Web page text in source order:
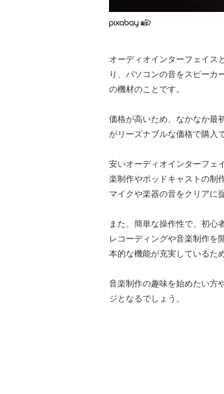
オーディオインターフェイス
り、パソコンの音をスピーカ
の機材のことです。
価格が高いため、なかなか最
がリーズナブルな価格で購入
安いオーディオインターフェ
楽制作やポッドキャストの制
マイクや楽器の音をクリアに
また、簡単な操作性で、初心
レコーディングや音楽制作を
本的な機能が充実しているた
音楽制作の趣味を始めたい方
ジとなるでしょう。